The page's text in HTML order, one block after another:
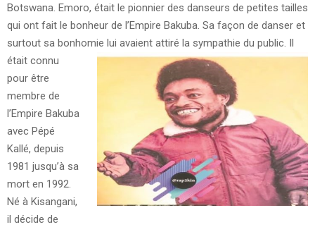
Botswana. Emoro, était le pionnier des danseurs de petites tailles
qui ont fait le bonheur de l’Empire Bakuba. Sa façon de danser et
surtout sa bonhomie lui avaient attiré la sympathie du public.
était connu
pour être
membre de
l’Empire Bakuba
avec Pépé
Kallé, depuis
1981 jusqu’à sa
mort en 1992.
Né à Kisangani,
il décide de